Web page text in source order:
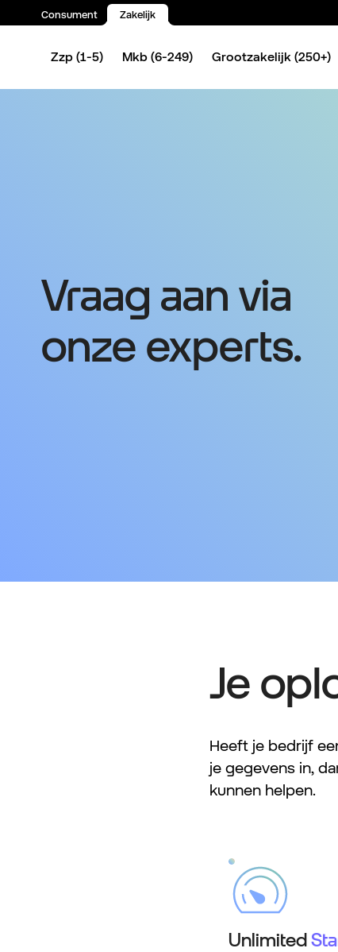
Consument Zakelijk
Zzp (1-5) Mkb (6-249) Grootzakelijk (250+)
Vraag aan via
onze experts.
Je
Heeft je bedrijf
je gegevens in,
kunnen helpen.
Unlimited